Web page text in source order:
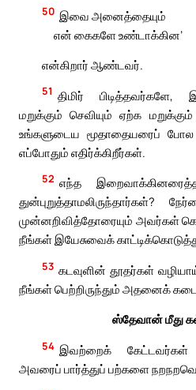
50 இவை அனைத்தையும்
என் கைகளே உண்டாக்கின’
என்கிறார் ஆண்டவர்.
51 திமிர்
மறுக்கும் செவியும் ஏற்க
உங்களுடைய மூதாதையரைப்
எப்போதும் எதிர்க்கிறீர்கள்.
52 எந்த
துன்புறுத்தாமலிருந்தார்கள்?
முன்னறிவித்தோரையும் அவர்கள்
நீங்கள் இயேசுவைக்
53 கடவுளின் தூதர்கள்
நீங்கள் பெற்றிருந்தும் அதனைக்
ஸ்தேவான் மீது
54 இவற்றைக் கேட்டவர்கள்
அவரைப் பார்த்துப் பற்களை